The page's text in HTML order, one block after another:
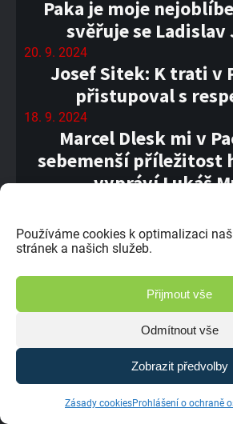
Používáme cookies k optimalizaci
stránek a našich služeb.
Přijmout vše
Odmítnout vše
Zobrazit předvolby
Zásady cookiesProhlášení o ochraně
Paka je moje
svěřuje se
20. 9. 2024
Josef Sitek: K trati v
přistupoval s
18. 9. 2024
Marcel Dlesk mi v
sebemenší příležitost
vypráví Lukáš
XXIII. Global
mistrů v netradičním
Zpět do minulosti –
17. 9. 2024
Do Paky se mi moc
přiznává Arnošt
Novou Paku bych